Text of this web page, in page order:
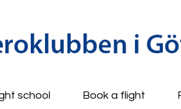
school Book a flight